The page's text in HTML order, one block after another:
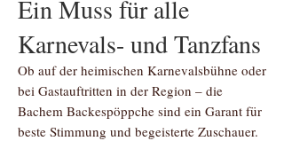
Ein Muss für alle
Karnevals- und Tanzfans
Ob auf der heimischen Karnevalsbühne oder
bei Gastauftritten in der Region – die
Bachem Backespöppche sind ein Garant für
beste Stimmung und begeisterte Zuschauer.